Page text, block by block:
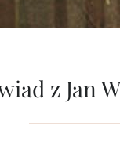
z Jan